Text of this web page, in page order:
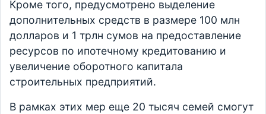
Кроме того, предусмотрено выделение
дополнительных средств в размере 100 млн
долларов и 1 трлн сумов на предоставление
ресурсов по ипотечному кредитованию и
увеличение оборотного капитала
строительных предприятий.
В рамках этих мер еще 20 тысяч семей смогут